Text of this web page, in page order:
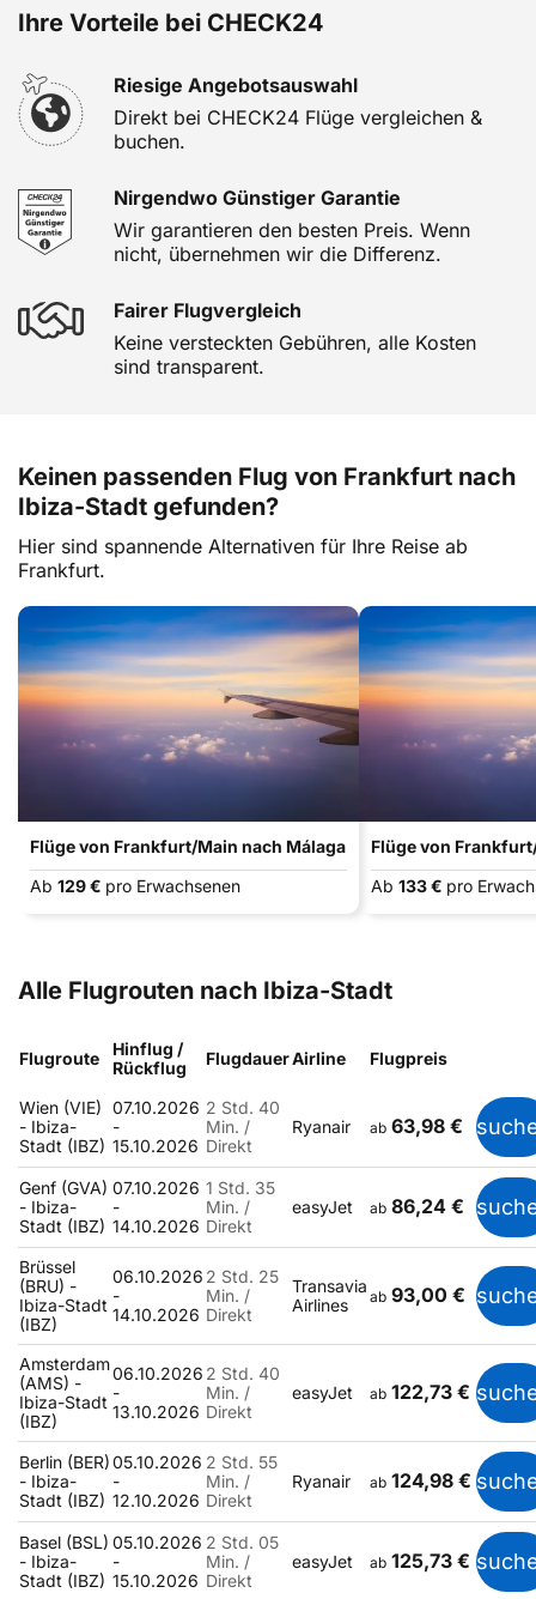
Ihre Vorteile bei CHECK24
Riesige Angebotsauswahl
Direkt bei CHECK24 Flüge vergleichen &
buchen.
Nirgendwo Günstiger Garantie
Wir garantieren den besten Preis. Wenn
nicht, übernehmen wir die Differenz.
Fairer Flugvergleich
Keine versteckten Gebühren, alle Kosten
sind transparent.
Keinen passenden Flug von Frankfurt nach
Ibiza-Stadt gefunden?
Hier sind spannende Alternativen für Ihre Reise ab
Frankfurt.
Flüge von Frankfurt/Main nach Málaga
Ab 129 € pro Erwachsenen
Flüge von
Ab 133 € pro
Alle Flugrouten nach Ibiza-Stadt
Flugroute
Hinflug /
Rückflug
FlugdauerAirline Flugpreis
Wien (VIE)
- Ibiza-
Stadt (IBZ)
07.10.2026
-
15.10.2026
2 Std. 40
Min. /
Direkt
Ryanair ab 63,98 €
Genf (GVA)
- Ibiza-
Stadt (IBZ)
07.10.2026
-
14.10.2026
1 Std. 35
Min. /
Direkt
easyJet ab 86,24 €
Brüssel
(BRU) -
Ibiza-Stadt
(IBZ)
06.10.2026
-
14.10.2026
2 Std. 25
Min. /
Direkt
Transavia
Airlines
ab 93,00 €
Amsterdam
(AMS) -
Ibiza-Stadt
(IBZ)
06.10.2026
-
13.10.2026
2 Std. 40
Min. /
Direkt
easyJet ab 122,73 €
Berlin (BER)
- Ibiza-
Stadt (IBZ)
05.10.2026
-
12.10.2026
2 Std. 55
Min. /
Direkt
Ryanair ab 124,98 €
Basel (BSL)
- Ibiza-
Stadt (IBZ)
05.10.2026
-
15.10.2026
2 Std. 05
Min. /
Direkt
easyJet ab 125,73 €